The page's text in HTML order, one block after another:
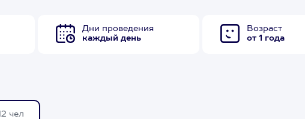
Дни проведения
каждый день
Возраст
от 1 года
чел